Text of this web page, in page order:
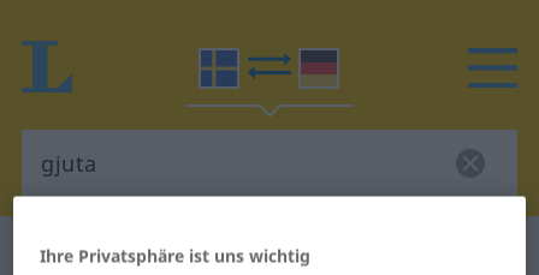
Schwedisch-Deutsch Wörterbuch
Ihre Privatsphäre ist uns wichtig